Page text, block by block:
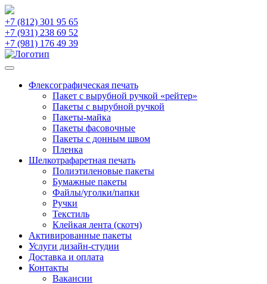
+7 (812) 301 95 65
+7 (931) 238 69 52
+7 (981) 176 49 39
Флексографическая печать
Пакет с вырубной ручкой «рейтер»
Пакеты с вырубной ручкой
Пакеты-майка
Пакеты фасовочные
Пакеты с донным швом
Пленка
Шелкотрафаретная печать
Полиэтиленовые пакеты
Бумажные пакеты
Файлы/уголки/папки
Ручки
Текстиль
Клейкая лента (скотч)
Активированные пакеты
Услуги дизайн-студии
Доставка и оплата
Контакты
Вакансии